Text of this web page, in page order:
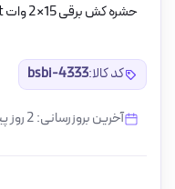
حشره کش برقی 15×2 وات kill pest
کد کالا:bsbi-4333
آخرین بروزرسانی: 2 روز پیش